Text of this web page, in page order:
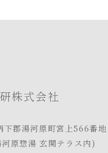
株式会社
下郡湯河原町宮上566番地
原惣湯 玄関テラス内)